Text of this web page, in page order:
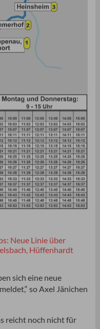
Neue Linie über
Hüffenhardt
sich eine neue
so Axel Jänichen
reicht noch nicht für